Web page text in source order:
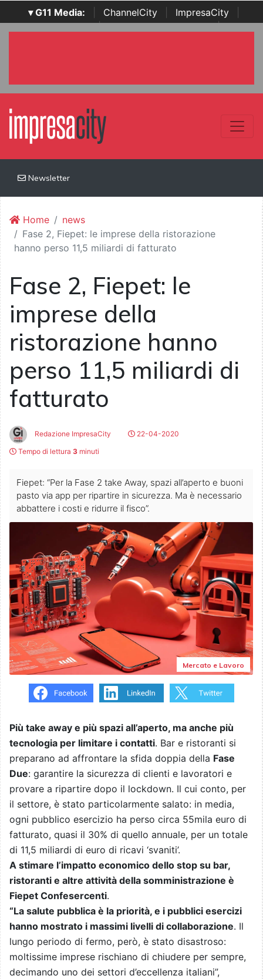
▾ G11 Media: ChannelCity ImpresaCity
SecurityOpenLab | Italian Channel Awards | Italian
Newsletter
Home
news
Fase 2, Fiepet: le imprese della ristorazione
hanno perso 11,5 miliardi di fatturato
Fase 2, Fiepet: le
imprese della
ristorazione hanno
perso 11,5 miliardi di
fatturato
Redazione ImpresaCity
22-04-2020
Tempo di lettura 3 minuti
Fiepet: “Per la Fase 2 take Away, spazi all’aperto e buoni
pasto via app per ripartire in sicurezza. Ma è necessario
abbattere i costi e ridurre il fisco”.
Mercato e Lavoro
Più take away e più spazi all’aperto, ma anche più
tecnologia per limitare i contatti. Bar e ristoranti si
preparano ad affrontare la sfida doppia della Fase
Due: garantire la sicurezza di clienti e lavoratori e
provare a ripartire dopo il lockdown. Il cui conto, per
il settore, è stato particolarmente salato: in media,
ogni pubblico esercizio ha perso circa 55mila euro di
fatturato, quasi il 30% di quello annuale, per un totale
di 11,5 miliardi di euro di ricavi ‘svaniti’.
A stimare l’impatto economico dello stop su bar,
ristoranti e altre attività della somministrazione è
Fiepet Confesercenti.
“La salute pubblica è la priorità, e i pubblici esercizi
hanno mostrato i massimi livelli di collaborazione. Il
lungo periodo di fermo, però, è stato disastroso:
moltissime imprese rischiano di chiudere per sempre,
decimando uno dei settori d’eccellenza italiani”,